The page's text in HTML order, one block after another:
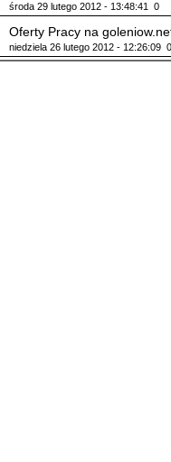
środa 29 lutego 2012 - 13:48:41 0
Oferty Pracy na
niedziela 26 lutego 2012 - 12:26:09 0